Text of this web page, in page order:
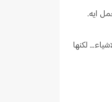
ايه.
لكنها